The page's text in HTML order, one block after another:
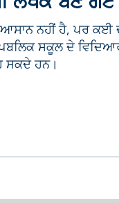
ਆਸਾਨ ਨਹੀਂ ਹੈ, ਪਰ ਕਈ
ਪਬਲਿਕ ਸਕੂਲ ਦੇ
ਸਕਦੇ ਹਨ।